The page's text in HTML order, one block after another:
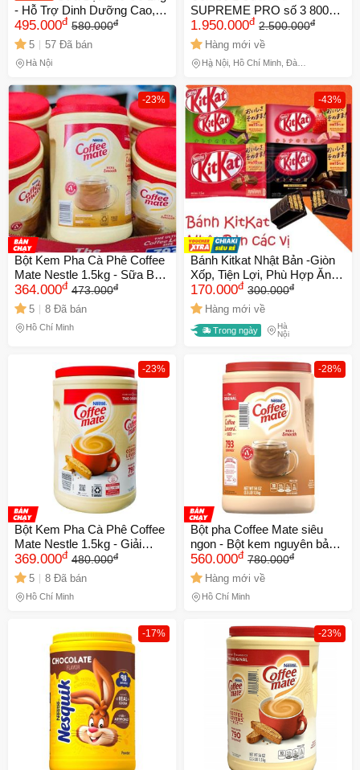
- Hỗ Trợ Dinh Dưỡng Cao,
Nguyên Chất Từ Lúa Mạch &
Cacao, Thức Uống Yêu
Thích Cho Mọi Lứa Tuổi
495.000đ 580.000đ
5 57 Đã bán
Hà Nội
SUPREME PRO số 3 800g
(2-6 tuổi) 669354
1.950.000đ 2.500.000đ
Hàng mới về
Hà Nội, Hồ Chí Minh, Đà
-23%
Bột Kem Pha Cà Phê Coffee
Mate Nestle 1.5kg - Sữa Béo
Ngon, Tăng Hương Vị Cà
Phê Thưởng Thức Tối Ưu
364.000đ 473.000đ
5 8 Đã bán
Hồ Chí Minh
-43%
Bánh Kitkat Nhật Bản -Giòn
Xốp, Tiện Lợi, Phù Hợp Ăn
Vặt Và Làm Quà - Bánh Kẹo
Nội Địa Nhật Bản
170.000đ 300.000đ
Hàng mới về
Trong ngày
Hà
Nội
-23%
Bột Kem Pha Cà Phê Coffee
Mate Nestle 1.5kg - Giải
Pháp Hoàn Hảo Cho Ly Cà
Phê Ngon Béo Ngậy, Tiện Lợi
Cho Mọi Tín Đồ Cà Phê
369.000đ 480.000đ
5 8 Đã bán
Hồ Chí Minh
-28%
Bột pha Coffee Mate siêu
ngon - Bột kem nguyên bản
Original không sữa mịn thơm
ngon và đậm đà
560.000đ 780.000đ
Hàng mới về
Hồ Chí Minh
-17% -23%